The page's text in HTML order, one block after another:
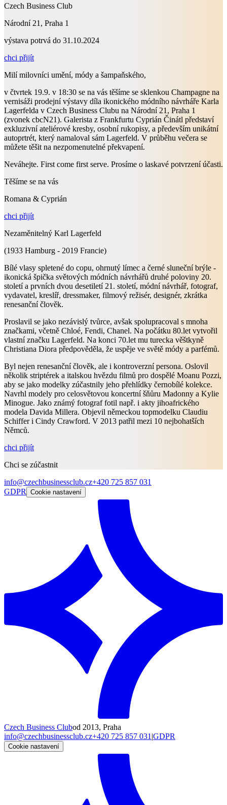
Czech Business Club
Národní 21, Praha 1
výstava potrvá do 31.10.2024
chci přijít
Milí milovníci umění, módy a šampaňského,
v čtvrtek 19.9. v 18:30 se na vás těšíme se sklenkou Champagne na
vernisáži prodejní výstavy díla ikonického módního návrháře Karla
Lagerfelda v Czech Business Clubu na Národní 21, Praha 1
(zvonek cbcN21). Galerista z Frankfurtu Cyprián Činátl představí
exkluzivní ateliérové kresby, osobní rukopisy, a především unikátní
autoprtrét, který namaloval sám Lagerfeld. V průběhu večera se
můžete těšit na nezpomenutelné překvapení.
Neváhejte. First come first serve. Prosíme o laskavé potvrzení účasti.
Těšíme se na vás
Romana & Cyprián
chci přijít
Nezaměnitelný Karl Lagerfeld
(1933 Hamburg - 2019 Francie)
Bílé vlasy spletené do copu, ohrnutý límec a černé sluneční brýle -
ikonická špička světových módních návrhářů druhé poloviny 20.
století a prvních dvou desetiletí 21. století, módní návrhář, fotograf,
vydavatel, kreslíř, dressmaker, filmový režisér, designér, zkrátka
renesanční člověk.
Proslavil se jako nezávislý tvůrce, avšak spolupracoval s mnoha
značkami, včetně Chloé, Fendi, Chanel. Na počátku 80.let vytvořil
vlastní značku Lagerfeld. Na konci 70.let mu turecka věštkyně
Christiana Diora předpověděla, že uspěje ve světě módy a parfémů.
Byl nejen renesanční člověk, ale i kontroverzní persona. Oslovil
několik striptérek a italskou hvězdu filmů pro dospělé Moanu Pozzi,
aby se jako modelky zúčastnily jeho přehlídky černobílé kolekce.
Navrhl modely pro celosvětovou koncertní šňůru Madonny a Kylie
Minogue. Jako známý fotograf fotil např. i akty jihoafrického
modela Davida Millera. Objevil německou topmodelku Claudiu
Schiffer i Cindy Crawford. V 2013 patřil mezi 10 nejbohatších
Němců.
chci přijít
Chci se zúčastnit
info@czechbusinessclub.cz+420 725 857 031
GDPR
Cookie nastavení
Czech Business Clubod 2013, Praha
info@czechbusinessclub.cz+420 725 857 031 |GDPR
Cookie nastavení